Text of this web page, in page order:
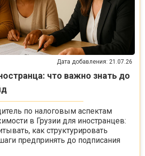
Дата добавления: 21.07.26
что важно знать до
по налоговым аспектам
в Грузии для иностранцев:
как структурировать
предпринять до подписания